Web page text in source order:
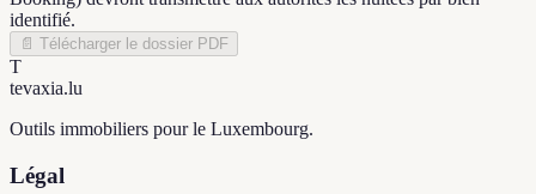
identifié.
📄 Télécharger le dossier PDF
T
tevaxia.lu
Outils immobiliers pour le Luxembourg.
Légal